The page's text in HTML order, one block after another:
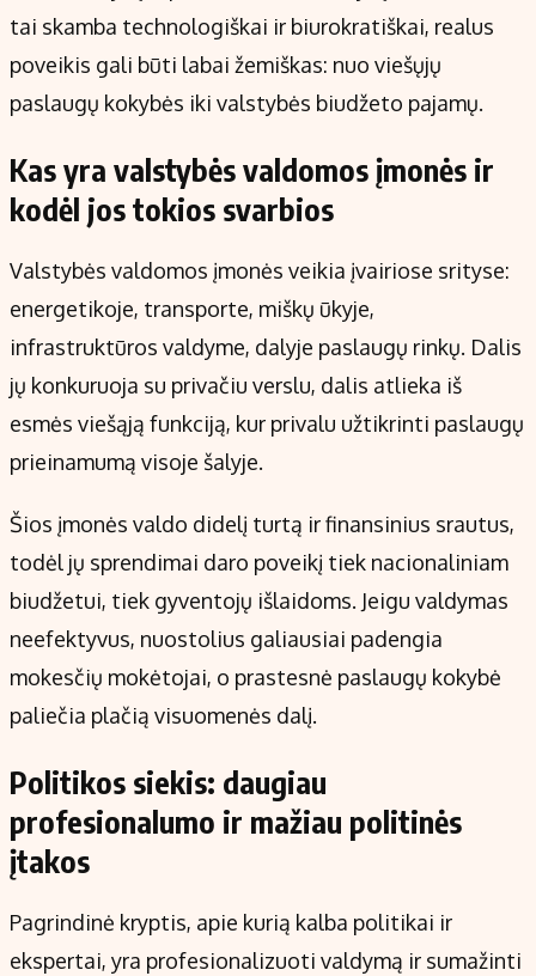
tai skamba technologiškai ir biurokratiškai, realus
poveikis gali būti labai žemiškas: nuo viešųjų
paslaugų kokybės iki valstybės biudžeto pajamų.
Kas yra valstybės valdomos įmonės ir
kodėl jos tokios svarbios
Valstybės valdomos įmonės veikia įvairiose srityse:
energetikoje, transporte, miškų ūkyje,
infrastruktūros valdyme, dalyje paslaugų rinkų. Dalis
jų konkuruoja su privačiu verslu, dalis atlieka iš
esmės viešąją funkciją, kur privalu užtikrinti paslaugų
prieinamumą visoje šalyje.
Šios įmonės valdo didelį turtą ir finansinius srautus,
todėl jų sprendimai daro poveikį tiek nacionaliniam
biudžetui, tiek gyventojų išlaidoms. Jeigu valdymas
neefektyvus, nuostolius galiausiai padengia
mokesčių mokėtojai, o prastesnė paslaugų kokybė
paliečia plačią visuomenės dalį.
Politikos siekis: daugiau
profesionalumo ir mažiau politinės
įtakos
Pagrindinė kryptis, apie kurią kalba politikai ir
ekspertai, yra profesionalizuoti valdymą ir sumažinti